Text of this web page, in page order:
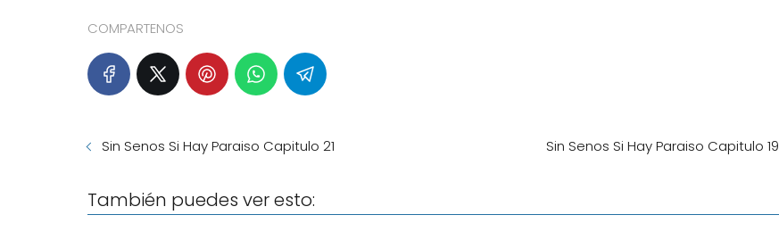
COMPARTENOS
Sin Senos Si Hay Paraiso Capitulo 21 Sin Senos Si Hay Paraiso Capitulo 19
También puedes ver esto: